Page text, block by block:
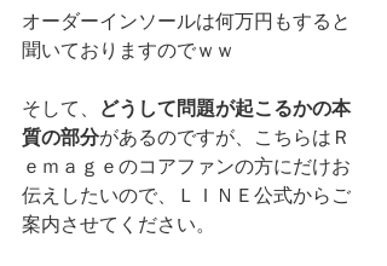
オーダーインソールは何万円もすると
聞いておりますのでｗｗ
そして、
どうして問題が起こるかの本
質の部分があるのですが、こちらはＲ
ｅｍａｇｅのコアファンの方にだけお
伝えしたいので、ＬＩＮＥ公式からご
案内させてください。